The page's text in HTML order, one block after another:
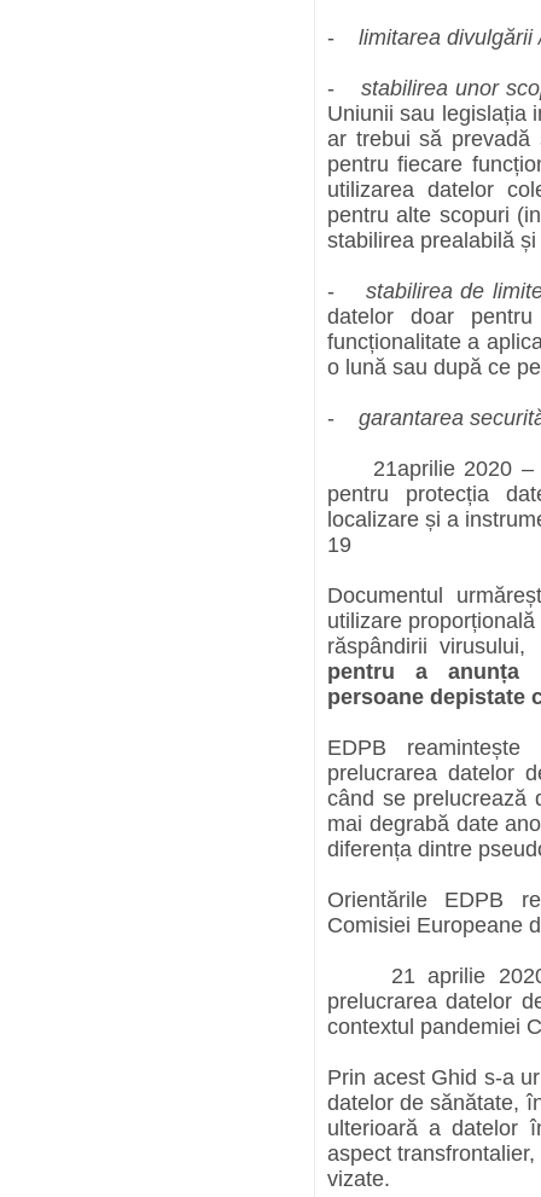
- limitarea divulgării
-stabilirea unor
Uniunii sau legislația
ar trebui să prevadă
pentru fiecare
utilizarea datelor
pentru alte scopuri
stabilirea prealabilă
- stabilirea de
datelor doar
funcționalitate a
o lună sau după ce
- garantarea
21aprilie 2020 –
pentru protecția
localizare și a
19
Documentul
utilizare
răspândirii
pentru a anunța
persoane depistate
EDPB
prelucrarea datelor
când se prelucrează
mai degrabă date
diferența dintre
Orientările EDPB
Comisiei Europeane
21 aprilie 2020
prelucrarea datelor
contextul pandemiei
Prin acest Ghid s-a
datelor de sănătate,
ulterioară a datelor
aspect
vizate.